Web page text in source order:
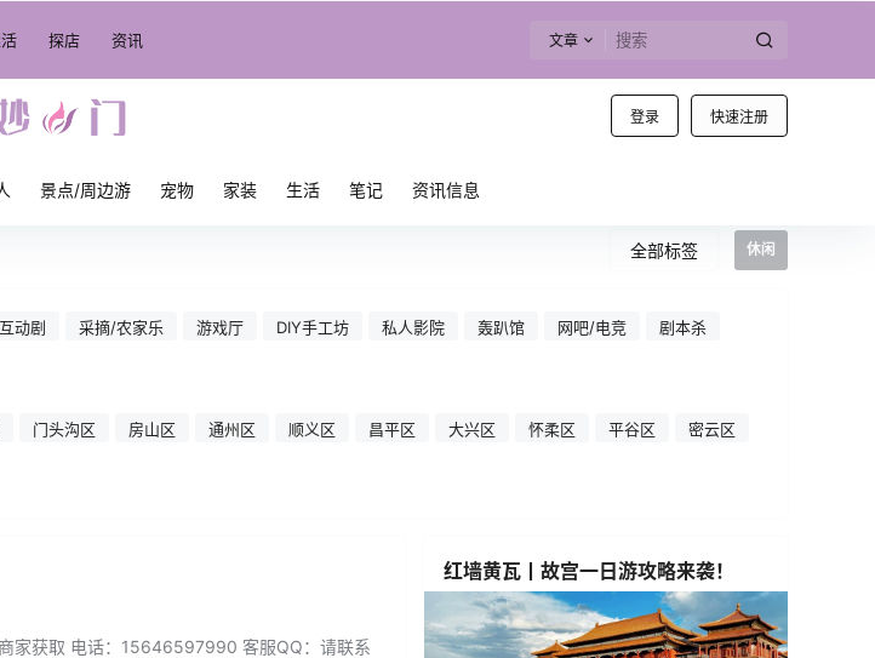
探店 资讯 文章
登录 快速注册
景点/周边游 宠物 家装 生活 笔记 资讯信息
全部标签 休闲
动剧 采摘/农家乐 游戏厅 DIY手工坊 私人影院 轰趴馆 网吧/电竞 剧本杀
门头沟区 房山区 通州区 顺义区 昌平区 大兴区 怀柔区 平谷区 密云区
家获取 电话：15646597990 客服QQ：请联系
红墙黄瓦丨故宫一日游攻略来袭！